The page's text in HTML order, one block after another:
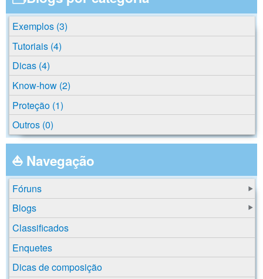
Exemplos (3)
Tutoriais (4)
Dicas (4)
Know-how (2)
Proteção (1)
Outros (0)
⛵ Navegação
Fóruns
Blogs
Classificados
Enquetes
Dicas de composição